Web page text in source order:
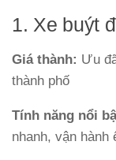
1. Xe buýt
Giá thành: Ưu
thành phố
Tính năng nổi
nhanh, vận hành